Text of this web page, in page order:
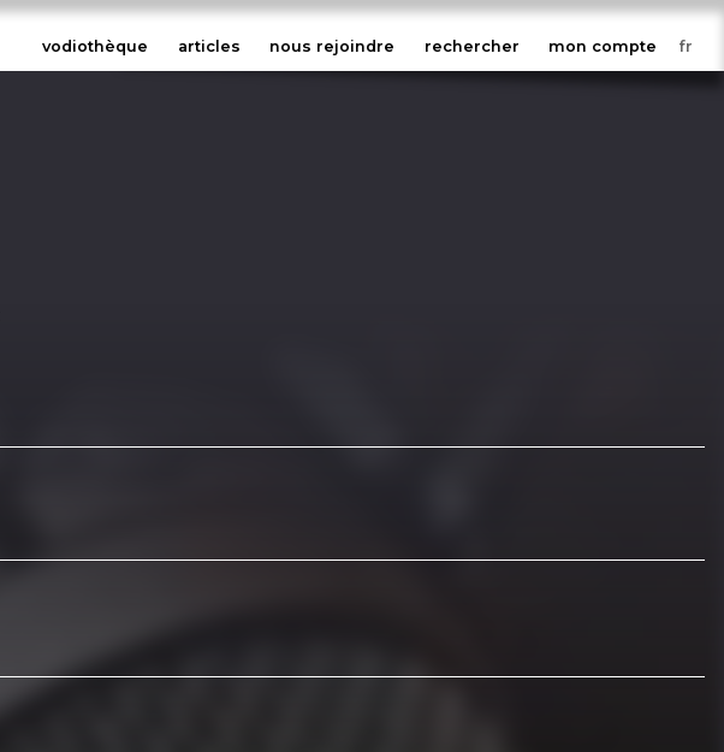
vodiothèque articles nous rejoindre rechercher mon compte